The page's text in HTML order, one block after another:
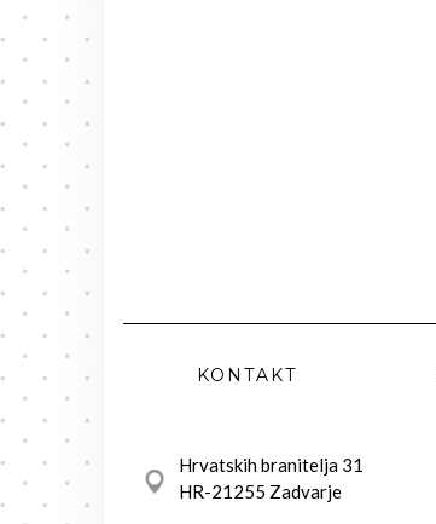
KONTAKT
Hrvatskih branitelja 31
HR-21255 Zadvarje